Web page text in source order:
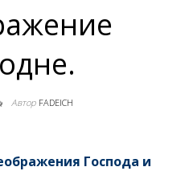
Автор FADEICH
Господа и